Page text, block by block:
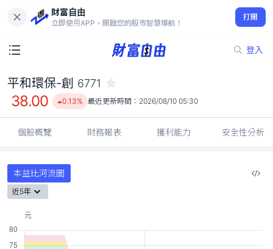
財富自由
立即使用APP，開啟您的股市智慧導航！
打開
登入
38.00
0.13%
平和環保-創 6771
38.00 0.13% 最近更新時間： 2026/08/10 05:30
個股概覽 財務報表 獲利能力 安全性分析
本益比河流圖
近5年